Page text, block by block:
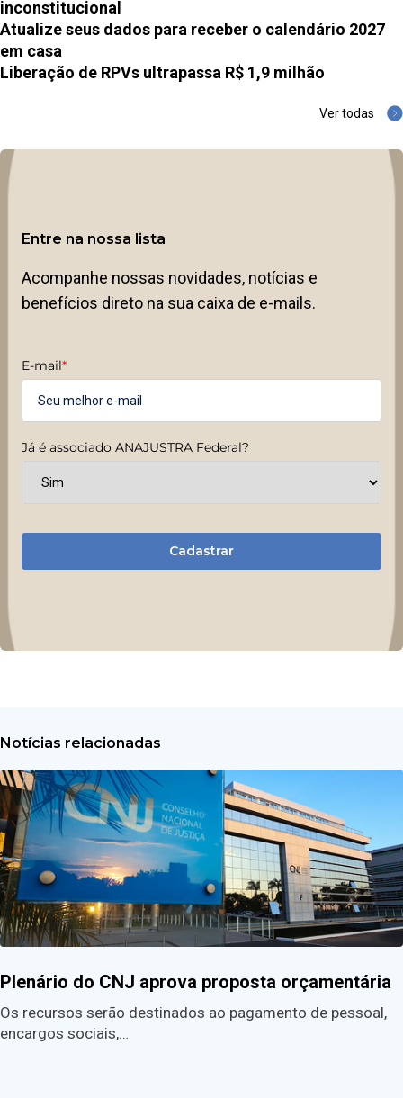
inconstitucional
Atualize seus dados para receber o calendário 2027
em casa
Liberação de RPVs ultrapassa R$ 1,9 milhão
Ver todas
Entre na nossa lista
Acompanhe nossas novidades, notícias e
benefícios direto na sua caixa de e-mails.
E-mail*
Já é associado ANAJUSTRA Federal?
Cadastrar
Notícias relacionadas
Plenário do CNJ aprova proposta orçamentária
Os recursos serão destinados ao pagamento de pessoal,
encargos sociais,…